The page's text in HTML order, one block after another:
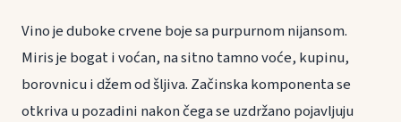
Vino je duboke crvene boje sa purpurnom nijansom.
Miris je bogat i voćan, na sitno tamno voće, kupinu,
borovnicu i džem od šljiva. Začinska komponenta se
otkriva u pozadini nakon čega se uzdržano pojavljuju